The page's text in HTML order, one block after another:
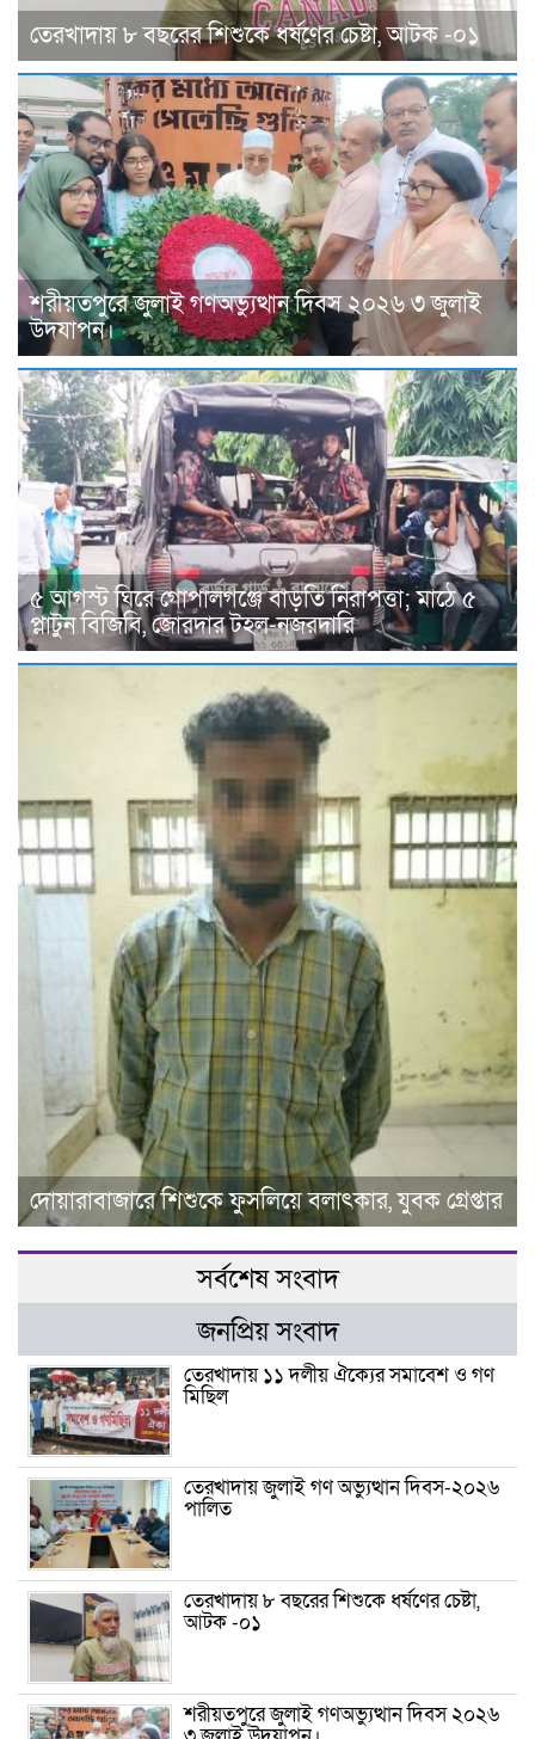
তেরখাদায় ৮ বছরের শিশুকে ধর্ষণের চেষ্টা, আটক -০১
শরীয়তপুরে জুলাই গণঅভ্যুত্থান দিবস ২০২৬ ৩ জুলাই
উদযাপন।
৫ আগস্ট ঘিরে গোপালগঞ্জে বাড়তি নিরাপত্তা; মাঠে ৫
প্লাটুন বিজিবি, জোরদার টহল-নজরদারি
দোয়ারাবাজারে শিশুকে ফুসলিয়ে বলাৎকার, যুবক গ্রেপ্তার
সর্বশেষ সংবাদ
জনপ্রিয় সংবাদ
তেরখাদায় ১১ দলীয় ঐক্যের সমাবেশ ও গণ
মিছিল
তেরখাদায় জুলাই গণ অভ্যুত্থান দিবস-২০২৬
পালিত
তেরখাদায় ৮ বছরের শিশুকে ধর্ষণের চেষ্টা,
আটক -০১
শরীয়তপুরে জুলাই গণঅভ্যুত্থান দিবস ২০২৬